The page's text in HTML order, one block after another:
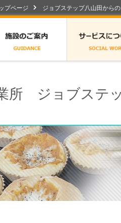
プページ ジョブステップ八山田から
所 ジョブステ